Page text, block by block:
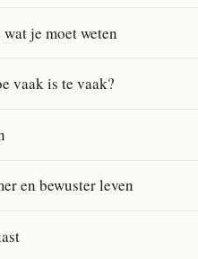
je moet weten
vaak is te vaak?
en bewuster leven